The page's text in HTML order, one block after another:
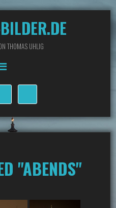
THOMAS UHLIG
"ABENDS"